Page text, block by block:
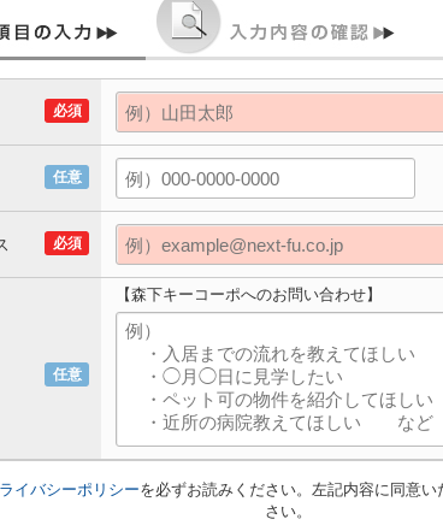
必須
任意
必須
任意
【森下キーコーポへのお問い合わせ】
イバシーポリシーを必ずお読みください。左記内容に同意
さい。